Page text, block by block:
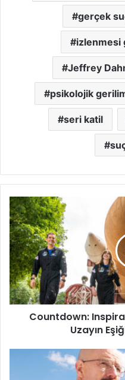
gerçek
izlenmesi
Jeffrey
psikolojik
seri katil
Countdown:
Inspiration4
Mission
to
Space:
Uzayın
Eşiğine
Bir
Yolculuk
Countdown:
Uzayın